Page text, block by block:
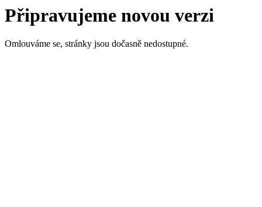
Připravujeme novou verzi
Omlouváme se, stránky jsou dočasně nedostupné.